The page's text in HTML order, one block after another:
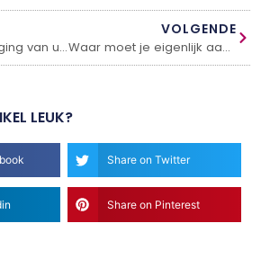
Volledige ontzorging van uw VVE beheer
VOLGENDE
Waar moet je eigenlijk aan denken bij het verbouwen van een badkamer?
LEUK?
Share on Twitter
Share on Pinterest